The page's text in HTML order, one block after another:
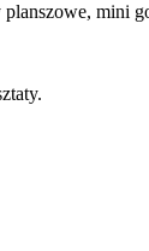
mini